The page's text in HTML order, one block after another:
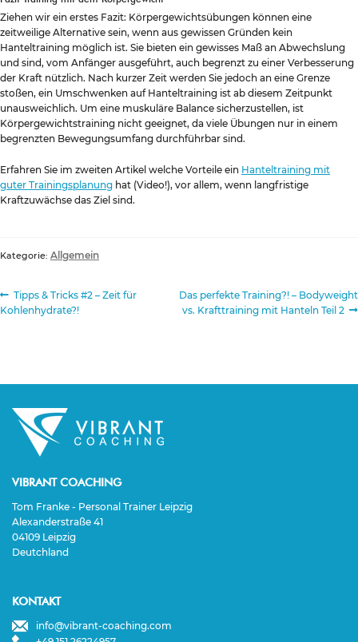
Ziehen wir ein erstes Fazit: Körpergewichtsübungen können eine
zeitweilige Alternative sein, wenn aus gewissen Gründen kein
Hanteltraining möglich ist. Sie bieten ein gewisses Maß an Abwechslung
und sind, vom Anfänger ausgeführt, auch begrenzt zu einer Verbesserung
der Kraft nützlich. Nach kurzer Zeit werden Sie jedoch an eine Grenze
stoßen, ein Umschwenken auf Hanteltraining ist ab diesem Zeitpunkt
unausweichlich. Um eine muskuläre Balance sicherzustellen, ist
Körpergewichtstraining nicht geeignet, da viele Übungen nur in einem
begrenzten Bewegungsumfang durchführbar sind.
Erfahren Sie im zweiten Artikel welche Vorteile ein Hanteltraining mit
guter Trainingsplanung hat (Video!), vor allem, wenn langfristige
Kraftzuwächse das Ziel sind.
Kategorie: Allgemein
Beitragsnavigation
Vorheriger
Beitrag:
Tipps & Tricks #2 – Zeit für
Kohlenhydrate?!
Nächster
Beitrag:
Das perfekte Training?! – Bodyweight
vs. Krafttraining mit Hanteln Teil 2
VIBRANT COACHING
Tom Franke - Personal Trainer Leipzig
Alexanderstraße 41
04109 Leipzig
Deutchland
KONTAKT
info@vibrant-coaching.com